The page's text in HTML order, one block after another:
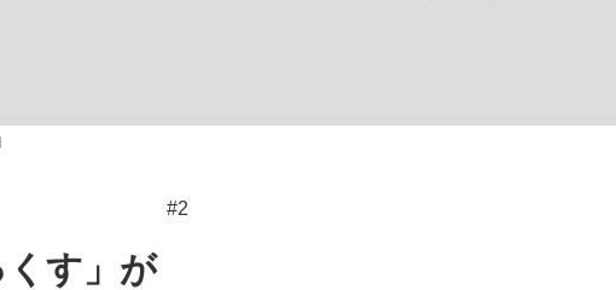
#2
す」が